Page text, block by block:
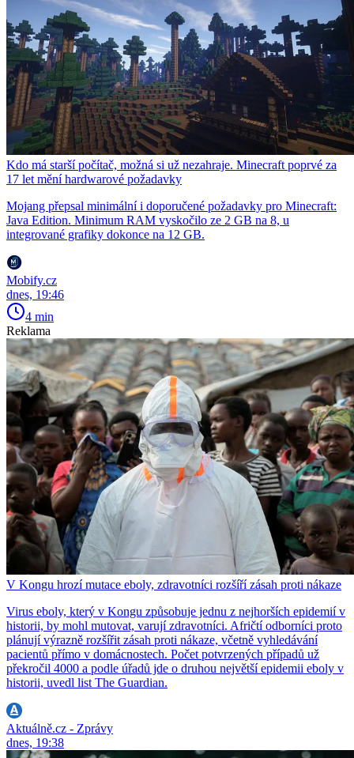
Kdo má starší počítač, možná si už nezahraje. Minecraft poprvé za
17 let mění hardwarové požadavky
Mojang přepsal minimální i doporučené požadavky pro Minecraft:
Java Edition. Minimum RAM vyskočilo ze 2 GB na 8, u
integrované grafiky dokonce na 12 GB.
Mobify.cz
dnes, 19:46
4 min
Reklama
V Kongu hrozí mutace eboly, zdravotníci rozšíří zásah proti nákaze
Virus eboly, který v Kongu způsobuje jednu z nejhorších epidemií v
historii, by mohl mutovat, varují zdravotníci. Afričtí odborníci proto
plánují výrazně rozšířit zásah proti nákaze, včetně vyhledávání
pacientů přímo v domácnostech. Počet potvrzených případů už
překročil 4000 a podle úřadů jde o druhou největší epidemii eboly v
historii, uvedl list The Guardian.
Aktuálně.cz - Zprávy
dnes, 19:38